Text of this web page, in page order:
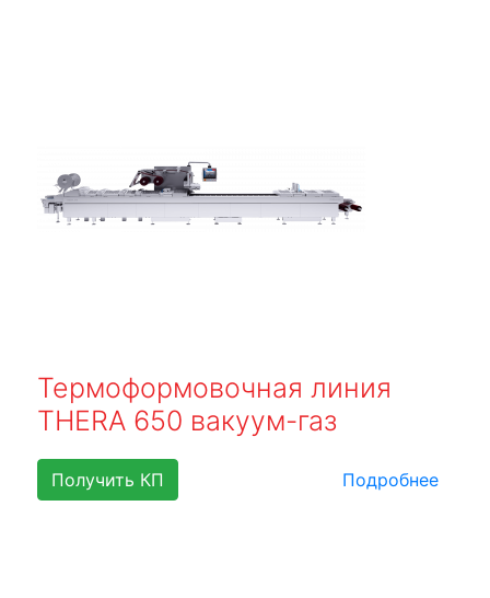
Термоформовочная линия
THERA 650 вакуум-газ
Получить КП Подробнее